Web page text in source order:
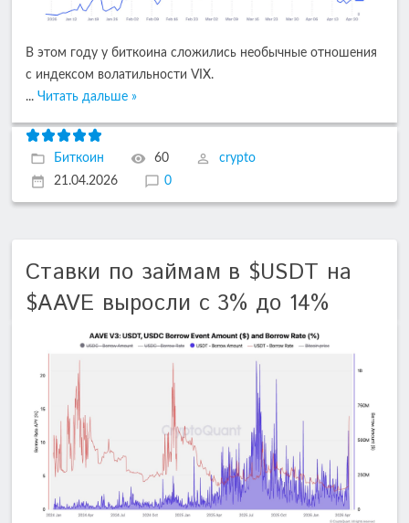
В этом году у биткоина сложились необычные отношения
с индексом волатильности VIX.
... Читать дальше »
Биткоин 60
crypto
21.04.2026
0
Ставки по займам в $USDT на
$AAVE выросли с 3% до 14%